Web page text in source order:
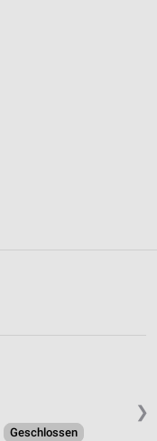
❯
Geschlossen